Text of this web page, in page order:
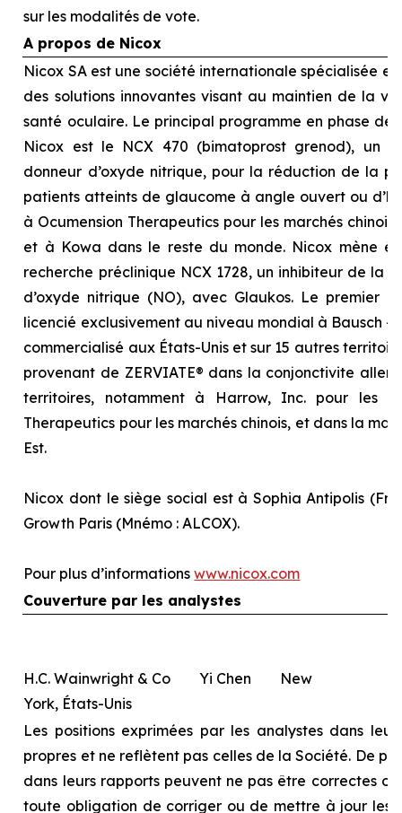
sur les modalités de vote.
A propos de Nicox
Nicox SA est une société internationale spécialisée
des solutions innovantes visant au maintien de la
santé oculaire. Le principal programme en phase
Nicox est le NCX 470 (bimatoprost grenod), un
donneur d’oxyde nitrique, pour la réduction de la
patients atteints de glaucome à angle ouvert ou
à Ocumension Therapeutics pour les marchés
et à Kowa dans le reste du monde. Nicox mène
recherche préclinique NCX 1728, un inhibiteur de la
d’oxyde nitrique (NO), avec Glaukos. Le premier
licencié exclusivement au niveau mondial à Bausch +
commercialisé aux États-Unis et sur 15 autres
provenant de ZERVIATE® dans la conjonctivite
territoires, notamment à Harrow, Inc. pour les
Therapeutics pour les marchés chinois, et dans la
Est.
Nicox dont le siège social est à Sophia Antipolis
Growth Paris (Mnémo : ALCOX).
Pour plus d’informationswww.nicox.com
Couverture par les analystes
H.C. Wainwright & Co Yi Chen New
York, États-Unis
Les positions exprimées par les analystes dans
propres et ne reflètent pas celles de la Société. De
dans leurs rapports peuvent ne pas être correctes
toute obligation de corriger ou de mettre à jour les